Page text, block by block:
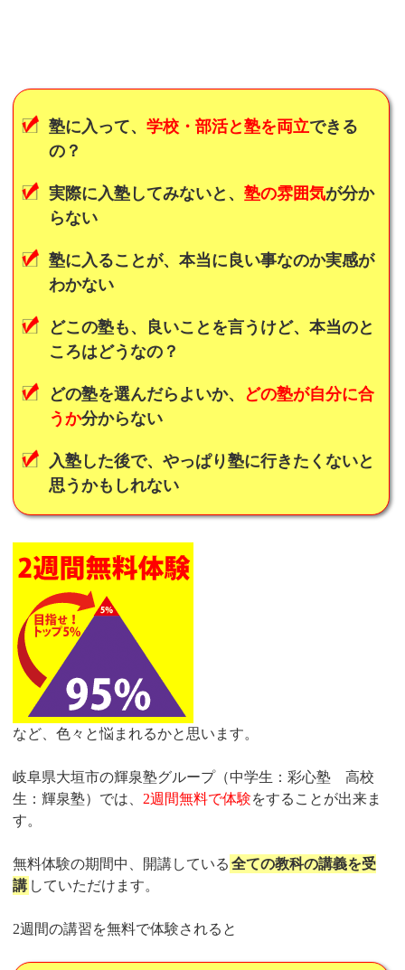
塾に入って、 学校・部活と塾を両立できる
の？
実際に入塾してみないと、 塾の雰囲気が分か
らない
塾に入ることが、本当に良い事なのか実感が
わかない
どこの塾も、良いことを言うけど、本当のと
ころはどうなの？
どの塾を選んだらよいか、
どの塾が自分に合
うか分からない
入塾した後で、やっぱり塾に行きたくないと
思うかもしれない
など、色々と悩まれるかと思います。
岐阜県大垣市の輝泉塾グループ（中学生：彩心塾 高校
生：輝泉塾）では、 2週間無料で体験をすることが出来ま
す。
無料体験の期間中、開講している 全ての教科の講義を受
講 していただけます。
2週間の講習を無料で体験されると